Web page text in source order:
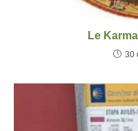
Le
30